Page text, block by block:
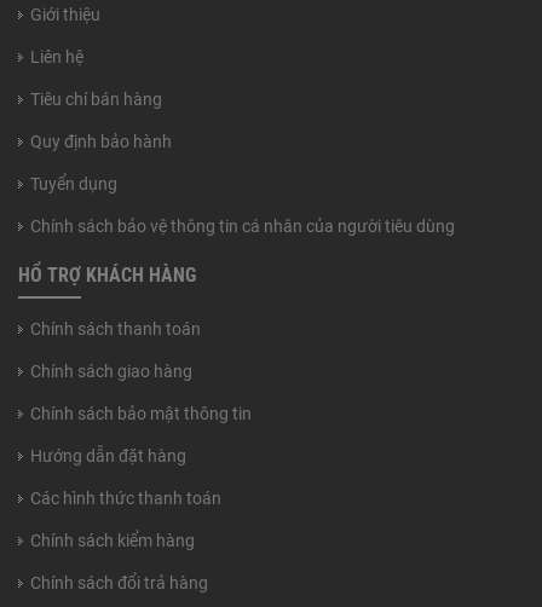
Giới thiệu
Liên hệ
Tiêu chí bán hàng
Quy định bảo hành
Tuyển dụng
Chính sách bảo vệ thông tin cá nhân của người tiêu dùng
HỔ TRỢ KHÁCH HÀNG
Chính sách thanh toán
Chính sách giao hàng
Chính sách bảo mật thông tin
Hướng dẫn đặt hàng
Các hình thức thanh toán
Chính sách kiểm hàng
Chính sách đổi trả hàng